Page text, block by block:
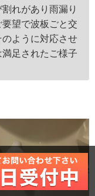
れがあり雨漏り
望で波板ごと交
ように対応させ
足されたご様子